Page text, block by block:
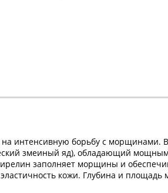
на интенсивную борьбу с морщинами.
змеиный яд), обладающий мощным
заполняет морщины и
кожи. Глубина и